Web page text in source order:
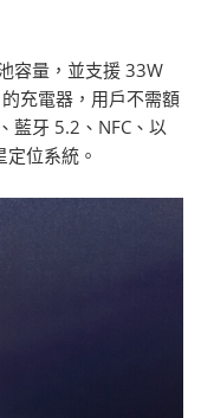
容量，並支援 33W
充電器，用戶不需額
藍牙 5.2、NFC、以
位系統。